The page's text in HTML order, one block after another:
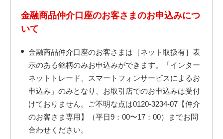
金融商品仲介口座のお客さまのお申込みにつ
いて
金融商品仲介口座のお客さまは［ネット取扱有］表
示のある銘柄のみお申込みができます。「インター
ネットトレード、スマートフォンサービスによるお
申込み」のみとなり、お取引店でのお申込みは受付
けておりません。ご不明な点は0120-3234-07【仲介
のお客さま専用】（平日9：00〜17：00）までお問
合わせください。